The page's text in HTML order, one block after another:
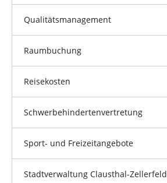
Qualitätsmanagement
Raumbuchung
Reisekosten
Schwerbehindertenvertretung
Sport- und Freizeitangebote
Stadtverwaltung Clausthal-Zellerfeld